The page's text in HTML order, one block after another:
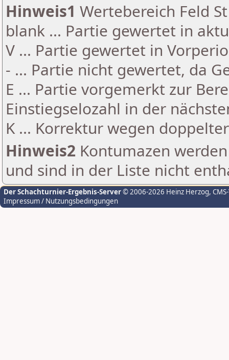
Hinweis1 Wertebereich Feld
blank ... Partie gewertet in
V ... Partie gewertet in
- ... Partie nicht gewertet, da
E ... Partie vorgemerkt zur
Einstiegselozahl in der
K ... Korrektur wegen
Hinweis2 Kontumazen
und sind in der Liste nicht
Der Schachturnier-Ergebnis-Server© 2006-2026 Heinz Herzog,
Impressum / Nutzungsbedingungen